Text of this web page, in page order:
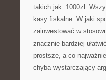
takich jak: 1000zł.
kasy fiskalne. W jaki
zainwestować w
znacznie bardziej
prostsze, a co
chyba wystarczający